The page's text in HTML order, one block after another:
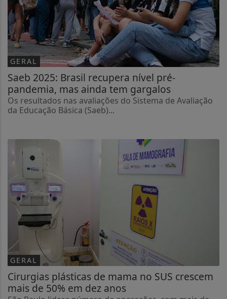
GERAL
Saeb 2025: Brasil recupera nível pré-
pandemia, mas ainda tem gargalos
Os resultados nas avaliações do Sistema de Avaliação
da Educação Básica (Saeb)...
GERAL
Cirurgias plásticas de mama no SUS crescem
mais de 50% em dez anos